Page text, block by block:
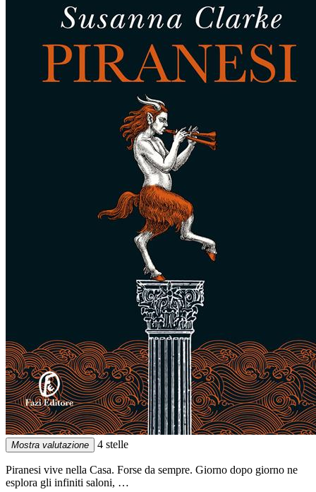
Mostra valutazione 4 stelle
Piranesi vive nella Casa. Forse da sempre. Giorno dopo giorno ne
esplora gli infiniti saloni, …